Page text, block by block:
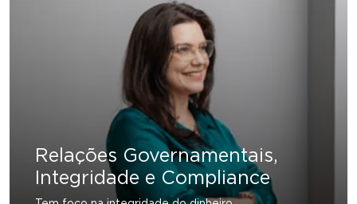
Relações Governamentais,
Integridade e Compliance